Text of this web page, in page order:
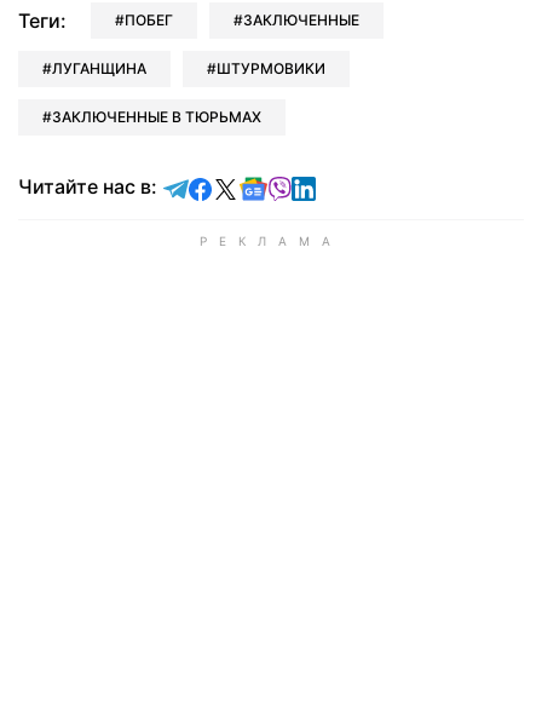
Теги: ПОБЕГ ЗАКЛЮЧЕННЫЕ
ЛУГАНЩИНА ШТУРМОВИКИ
ЗАКЛЮЧЕННЫЕ В ТЮРЬМАХ
Читайте нас в: Читайте в Telegram
Читайте в Facebook
Читайте в X
Читайте в Google news
Читайте в Viber
Читайте в LinkedIn